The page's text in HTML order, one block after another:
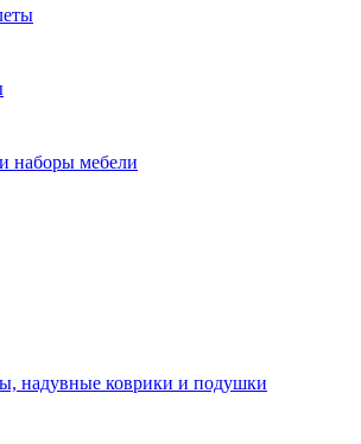
наборы мебели
надувные коврики и подушки